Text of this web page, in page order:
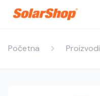
Početna Proizvodi